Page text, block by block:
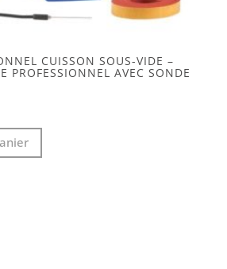
CUISSON SOUS-VIDE –
PROFESSIONNEL AVEC SONDE